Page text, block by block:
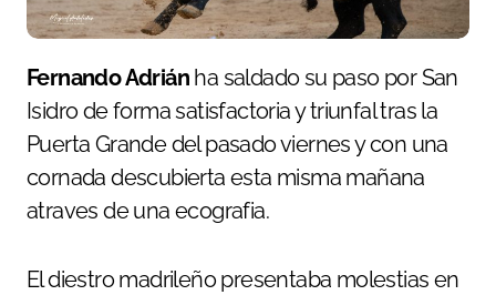
Fernando Adrián ha saldado su paso por San
Isidro de forma satisfactoria y triunfal tras la
Puerta Grande del pasado viernes y con una
cornada descubierta esta misma mañana
atraves de una ecografia.
El diestro madrileño presentaba molestias en